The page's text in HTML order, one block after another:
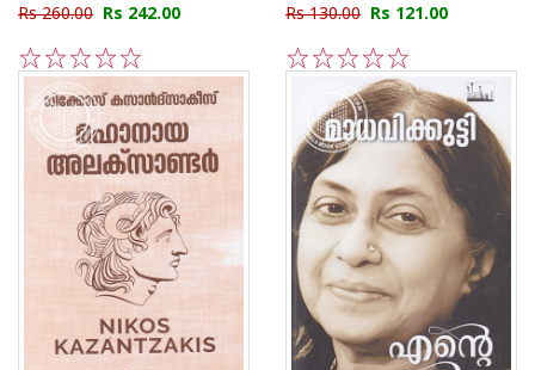
Rs 260.00 Rs 242.00
5
4
3
2
1
Rs 130.00 Rs 121.00
5
4